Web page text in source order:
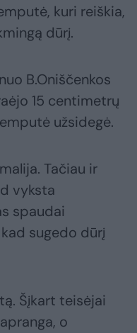
kuri reiškia,
dūrį.
B.Oniščenkos
15 centimetrų
užsidegė.
Tačiau ir
vyksta
spaudai
sugedo dūrį
Šįkart teisėjai
o